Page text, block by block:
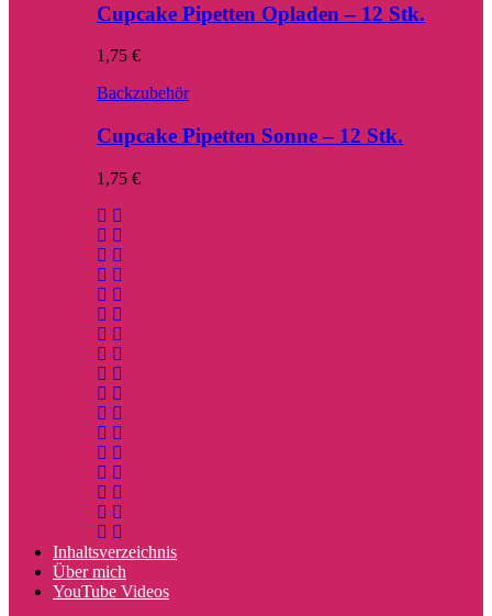
Cupcake Pipetten Opladen – 12 Stk.
1,75 €
Backzubehör
Cupcake Pipetten Sonne – 12 Stk.
1,75 €
Inhaltsverzeichnis
Über mich
YouTube Videos